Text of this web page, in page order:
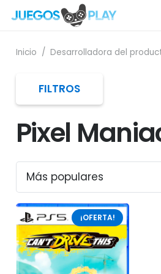
Inicio / Desarrolladora del
Pixel
¡OFERTA!
FILTROS